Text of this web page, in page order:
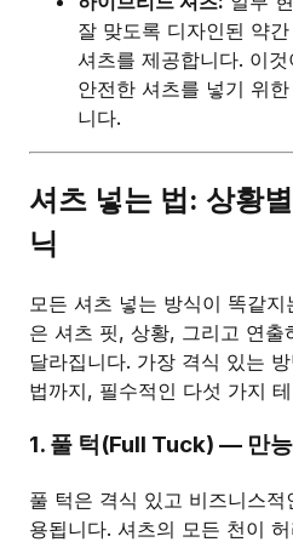
잘 맞도록 디자인된 약
셔츠를 제공합니다. 이
안전한 셔츠를 넣기 위
니다.
셔츠 넣는 법: 상황
닉
모든 셔츠 넣는 방식이 똑같
은 셔츠 핏, 상황, 그리고 연출
달라집니다. 가장 격식 있는
법까지, 필수적인 다섯 가지
1. 풀 턱(Full Tuck) — 만
풀 턱은 격식 있고 비즈니스
용됩니다. 셔츠의 모든 천이